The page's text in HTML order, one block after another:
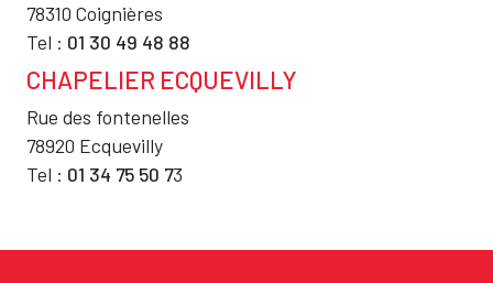
78310 Coignières
Tel : 01 30 49 48 88
Texte
CHAPELIER ECQUEVILLY
Rue des fontenelles
78920 Ecquevilly
Tel : 01 34 75 50 73